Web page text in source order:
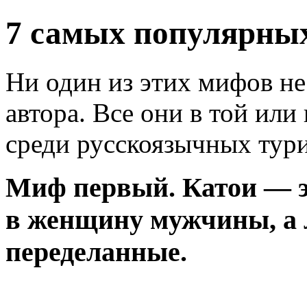
7 самых
Ни один из этих мифов
автора. Все они в той
среди русскоязычных
Миф первый. Катои —
в женщину мужчины, а
переделанные.